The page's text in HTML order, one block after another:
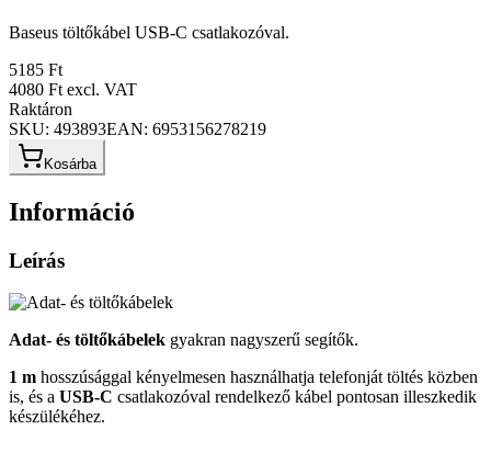
Baseus töltőkábel USB-C csatlakozóval.
5185 Ft
4080 Ft excl. VAT
Raktáron
SKU: 493893EAN: 6953156278219
Kosárba
Információ
Leírás
Adat- és töltőkábelek gyakran nagyszerű segítők.
1 m hosszúsággal kényelmesen használhatja telefonját töltés közben
is, és a USB-C csatlakozóval rendelkező kábel pontosan illeszkedik
készülékéhez.